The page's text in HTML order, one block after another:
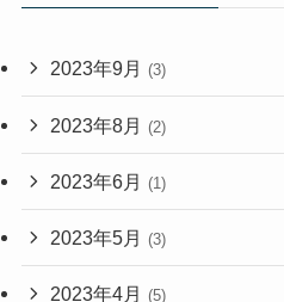
2023年9月 (3)
2023年8月 (2)
2023年6月 (1)
2023年5月 (3)
2023年4月 (5)